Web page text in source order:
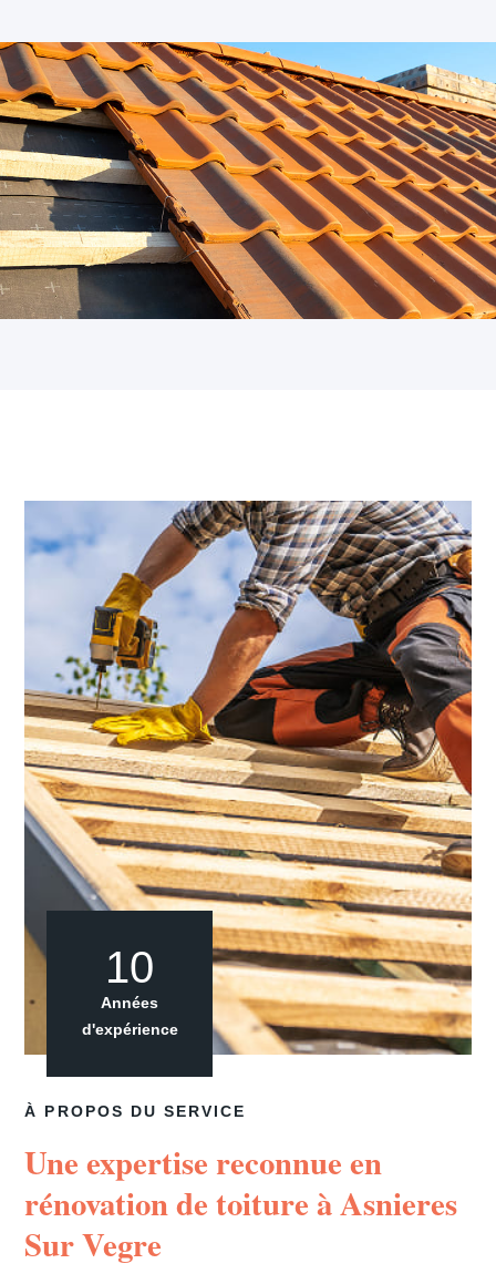
À PROPOS DU SERVICE
Une expertise reconnue en
rénovation de toiture à Asnieres
Sur Vegre
10
Années
d'expérience